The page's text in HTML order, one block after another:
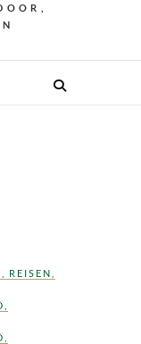
REISEN